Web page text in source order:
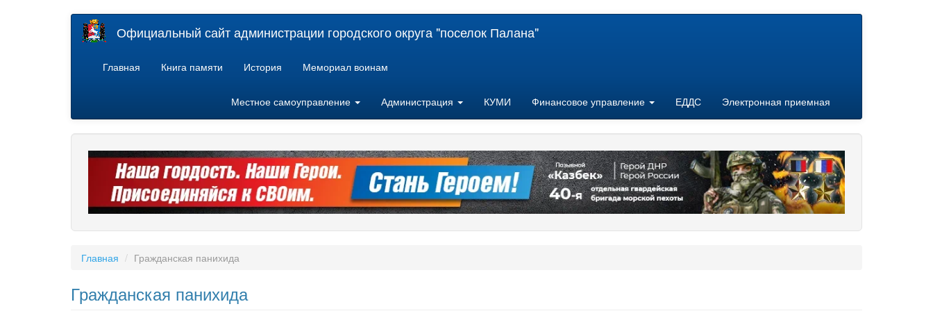
Официальный сайт администрации городского округа "поселок Палана"
Главная Книга памяти История Мемориал воинам
Местное самоуправление Администрация КУМИ Финансовое управление ЕДДС Электронная приемная
Главная Гражданская панихида
Гражданская панихида